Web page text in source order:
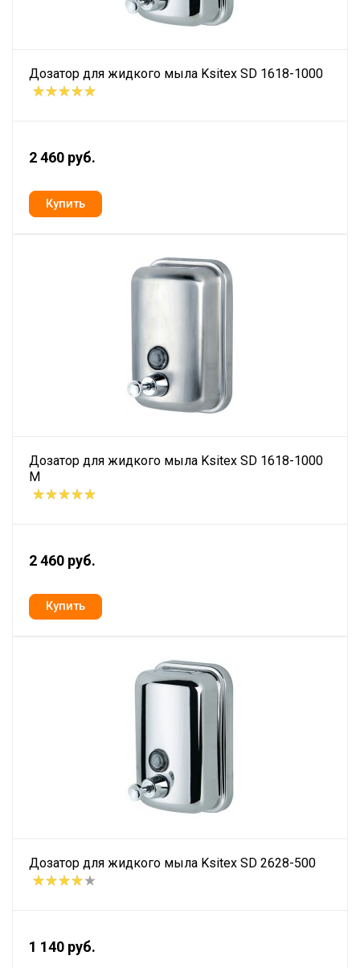
Дозатор для жидкого мыла Ksitex SD 1618-1000
2 460 руб.
Дозатор для жидкого мыла Ksitex SD 1618-1000
M
2 460 руб.
Дозатор для жидкого мыла Ksitex SD 2628-500
1 140 руб.